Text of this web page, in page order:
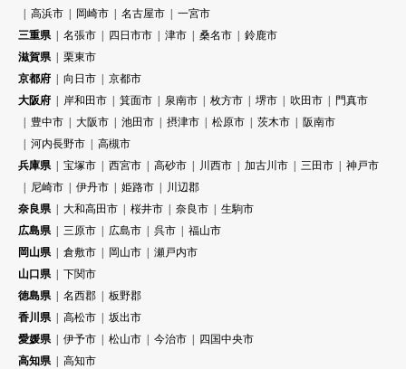
高浜市
岡崎市 名古屋市
一宮市
三重県
名張市 四日市市 津市 桑名市
鈴鹿市
滋賀県
栗東市
京都府
向日市
京都市
大阪府
岸和田市 箕面市 泉南市 枚方市 堺市 吹田市
門真市
豊中市
大阪市 池田市 摂津市 松原市 茨木市
阪南市
河内長野市
高槻市
兵庫県
宝塚市 西宮市 高砂市 川西市 加古川市 三田市
神戸市
尼崎市
伊丹市 姫路市
川辺郡
奈良県
大和高田市 桜井市 奈良市
生駒市
広島県
三原市 広島市 呉市
福山市
岡山県
倉敷市 岡山市
瀬戸内市
山口県
下関市
徳島県
名西郡
板野郡
香川県
高松市
坂出市
愛媛県
伊予市 松山市 今治市
四国中央市
高知県
高知市